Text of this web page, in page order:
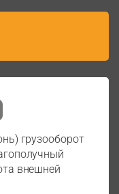
грузооборот
внешней